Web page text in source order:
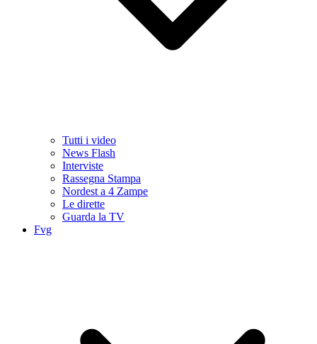
Tutti i video
News Flash
Interviste
Rassegna Stampa
Nordest a 4 Zampe
Le dirette
Guarda la TV
Fvg